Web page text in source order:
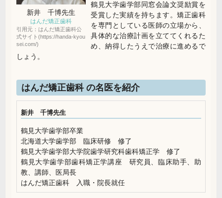
新井 千博先生
はんだ矯正歯科
引用元：はんだ矯正歯科公
式サイト(https://handa-kyou
sei.com/)
鶴見大学歯学部同窓会論文奨励賞を
受賞した実績を持ちます。矯正歯科
を専門としている医師の立場から、
具体的な治療計画を立ててくれるた
め、納得したうえで治療に進めるで
しょう。
はんだ矯正歯科 の名医を紹介
新井 千博先生
鶴見大学歯学部卒業
北海道大学歯学部 臨床研修 修了
鶴見大学歯学部大学院歯学研究科歯科矯正学 修了
鶴見大学歯学部歯科矯正学講座 研究員、臨床助手、助
教、講師、医局長
はんだ矯正歯科 入職・院長就任